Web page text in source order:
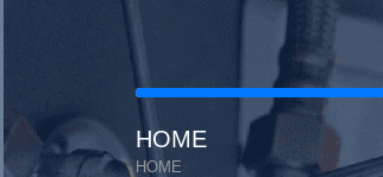
HOME
HOME